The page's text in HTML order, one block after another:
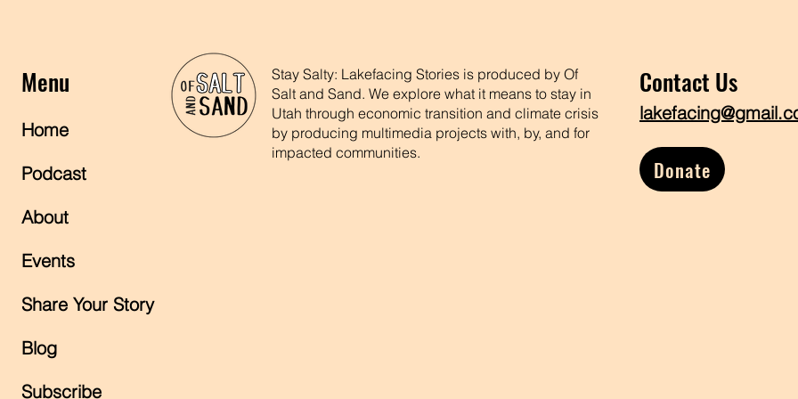
Menu
Home
Podcast
About
Events
Share Your Story
Blog
Subscribe
Stay Salty: Lakefacing Stories is produced by Of
Salt and Sand. We explore what it means to stay in
Utah through economic transition and climate crisis
by producing multimedia projects with, by, and for
impacted communities.
Contact Us
Donate